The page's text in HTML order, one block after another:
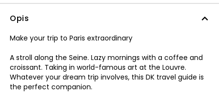
Opis
Make your trip to Paris extraordinary
A stroll along the Seine. Lazy mornings with a coffee and
croissant. Taking in world-famous art at the Louvre.
Whatever your dream trip involves, this DK travel guide is
the perfect companion.